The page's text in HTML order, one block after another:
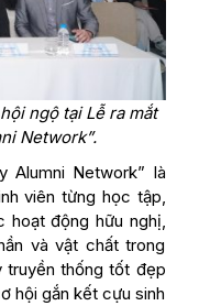
ngộ tại Lễ ra mắt
Network”.
Alumni Network” là
viên từng học tập,
hoạt động hữu nghị,
và vật chất trong
truyền thống tốt đẹp
hội gắn kết cựu sinh